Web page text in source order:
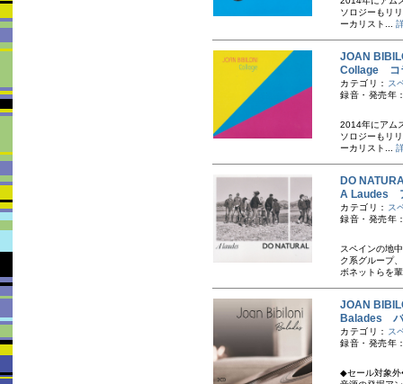
ソロジーもリ
ーカリスト...
JOAN
Collage コ
カテゴリ： ス
録音・発売年
2014年にアム
ソロジーもリ
ーカリスト...
DO
A Laudes
カテゴリ： ス
録音・発売年
スペインの地
ク系グループ
ボネットらを
JOAN
Balades バ
カテゴリ： ス
録音・発売年
◆セール対象